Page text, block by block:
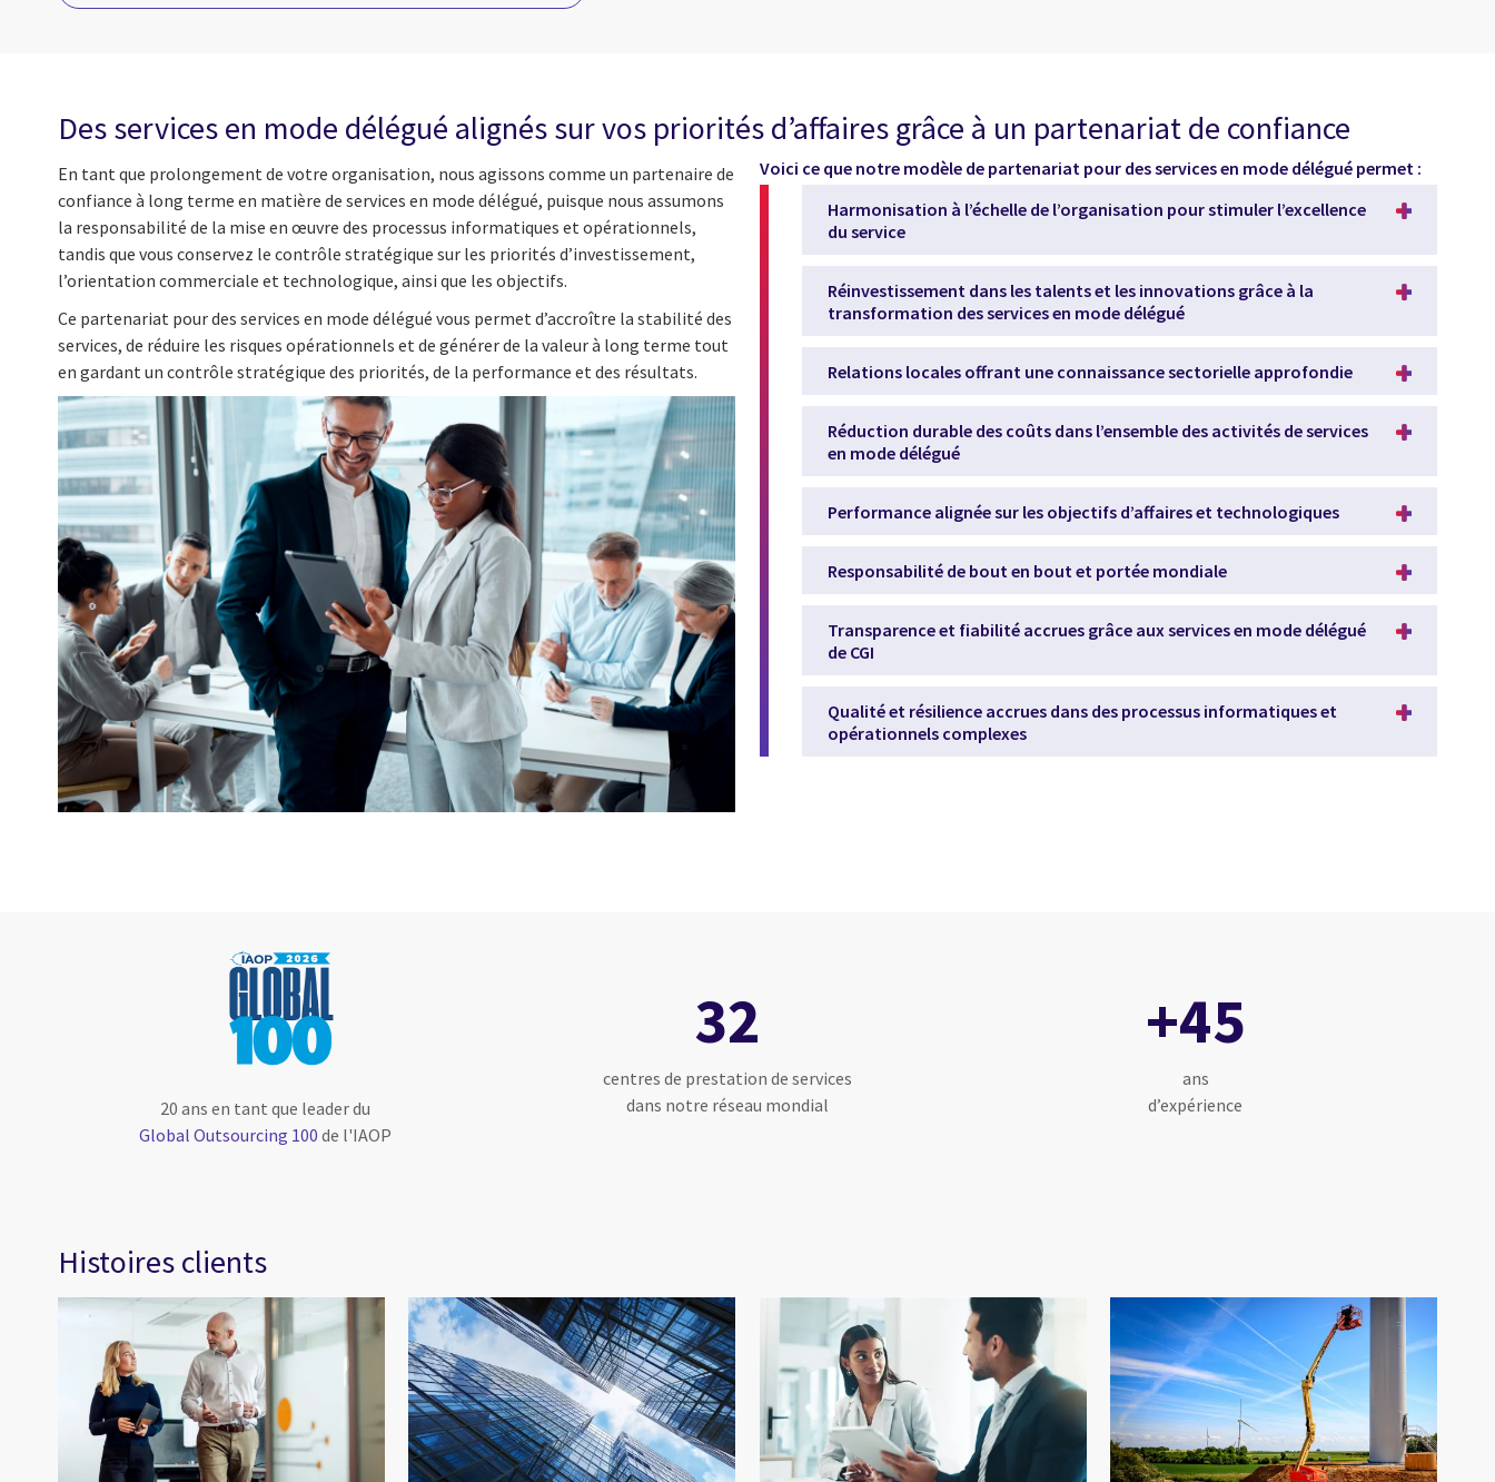
Des services en mode délégué alignés sur vos priorités d’affaires grâce à un partenariat de confiance
En tant que prolongement de votre organisation, nous agissons comme un partenaire de
confiance à long terme en matière de services en mode délégué, puisque nous assumons
la responsabilité de la mise en œuvre des processus informatiques et opérationnels,
tandis que vous conservez le contrôle stratégique sur les priorités d’investissement,
l’orientation commerciale et technologique, ainsi que les objectifs.
Ce partenariat pour des services en mode délégué vous permet d’accroître la stabilité des
services, de réduire les risques opérationnels et de générer de la valeur à long terme tout
en gardant un contrôle stratégique des priorités, de la performance et des résultats.
Voici ce que notre modèle de partenariat pour des services en mode délégué permet :
Harmonisation à l’échelle de l’organisation pour stimuler l’excellence
du service
Réinvestissement dans les talents et les innovations grâce à la
transformation des services en mode délégué
Relations locales offrant une connaissance sectorielle approfondie
Réduction durable des coûts dans l’ensemble des activités de services
en mode délégué
Performance alignée sur les objectifs d’affaires et technologiques
Responsabilité de bout en bout et portée mondiale
Transparence et fiabilité accrues grâce aux services en mode délégué
de CGI
Qualité et résilience accrues dans des processus informatiques et
opérationnels complexes
20 ans en tant que leader du
Global Outsourcing 100 de l'IAOP
32
centres de prestation de services
dans notre réseau mondial
+45
ans
d’expérience
Histoires clients